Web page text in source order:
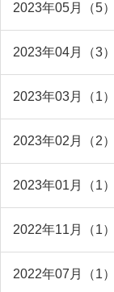
2023年05月（5）
2023年04月（3）
2023年03月（1）
2023年02月（2）
2023年01月（1）
2022年11月（1）
2022年07月（1）